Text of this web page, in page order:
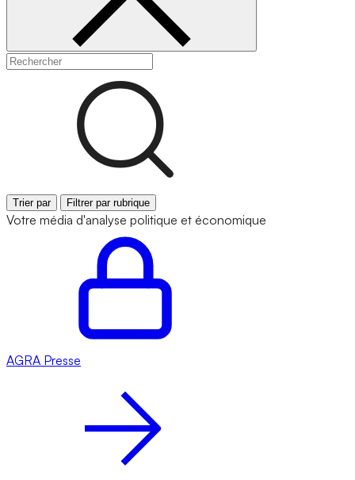
Trier par Filtrer par rubrique
Votre média d'analyse politique et économique
AGRA Presse